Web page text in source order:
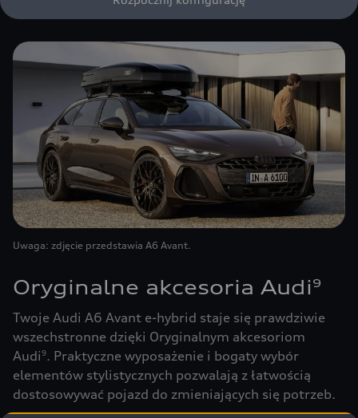
Uwaga: zdjęcie przedstawia A6 Avant.
Oryginalne akcesoria Audi 9
Twoje Audi A6 Avant e-hybrid staje się prawdziwie
wszechstronne dzięki Oryginalnym akcesoriom
Audi9. Praktyczne wyposażenie i bogaty wybór
elementów stylistycznych pozwalają z łatwością
dostosowywać pojazd do zmieniających się potrzeb.